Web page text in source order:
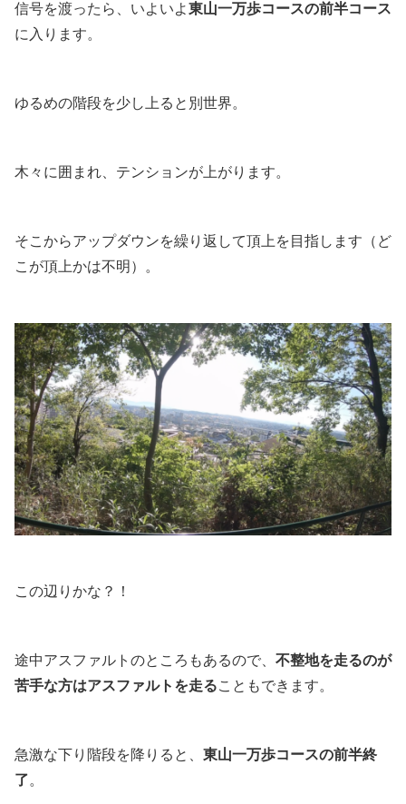
信号を渡ったら、いよいよ東山一万歩コースの前半コース
に入ります。
ゆるめの階段を少し上ると別世界。
木々に囲まれ、テンションが上がります。
そこからアップダウンを繰り返して頂上を目指します（ど
こが頂上かは不明）。
この辺りかな？！
途中アスファルトのところもあるので、 不整地を走るのが
苦手な方はアスファルトを走ることもできます。
急激な下り階段を降りると、 東山一万歩コースの前半終
了。